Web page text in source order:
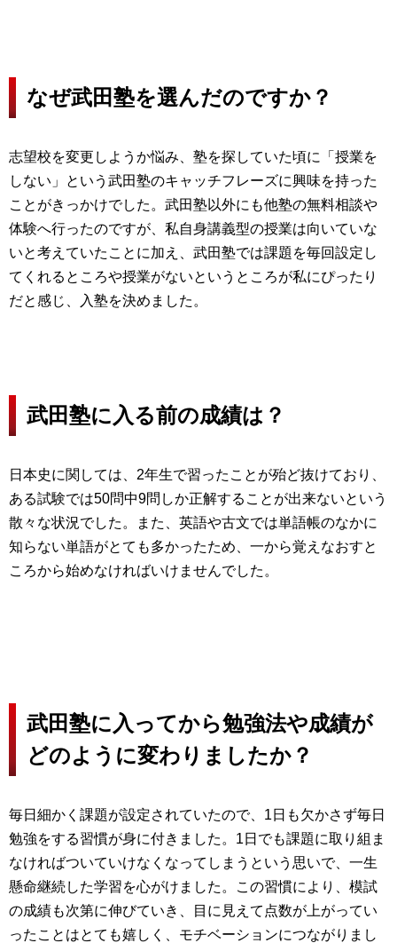
なぜ武田塾を選んだのですか？
志望校を変更しようか悩み、塾を探していた頃に「授業を
しない」という武田塾のキャッチフレーズに興味を持った
ことがきっかけでした。武田塾以外にも他塾の無料相談や
体験へ行ったのですが、私自身講義型の授業は向いていな
いと考えていたことに加え、武田塾では課題を毎回設定し
てくれるところや授業がないというところが私にぴったり
だと感じ、入塾を決めました。
武田塾に入る前の成績は？
日本史に関しては、2年生で習ったことが殆ど抜けており、
ある試験では50問中9問しか正解することが出来ないという
散々な状況でした。また、英語や古文では単語帳のなかに
知らない単語がとても多かったため、一から覚えなおすと
ころから始めなければいけませんでした。
武田塾に入ってから勉強法や成績が
どのように変わりましたか？
毎日細かく課題が設定されていたので、1日も欠かさず毎日
勉強をする習慣が身に付きました。1日でも課題に取り組ま
なければついていけなくなってしまうという思いで、一生
懸命継続した学習を心がけました。この習慣により、模試
の成績も次第に伸びていき、目に見えて点数が上がってい
ったことはとても嬉しく、モチベーションにつながりまし